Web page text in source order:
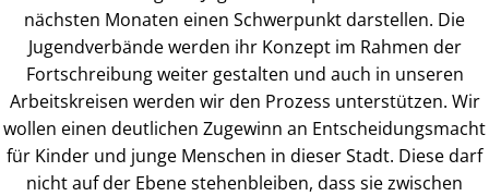
nächsten Monaten einen Schwerpunkt darstellen. Die
Jugendverbände werden ihr Konzept im Rahmen der
Fortschreibung weiter gestalten und auch in unseren
Arbeitskreisen werden wir den Prozess unterstützen. Wir
wollen einen deutlichen Zugewinn an Entscheidungsmacht
für Kinder und junge Menschen in dieser Stadt. Diese darf
nicht auf der Ebene stehenbleiben, dass sie zwischen